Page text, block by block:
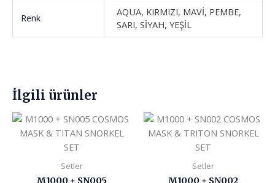
Renk
AQUA, KIRMIZI, MAVİ, PEMBE,
SARI, SİYAH, YEŞİL
İlgili ürünler
Setler
M1000 + SN005
Setler
M1000 + SN002